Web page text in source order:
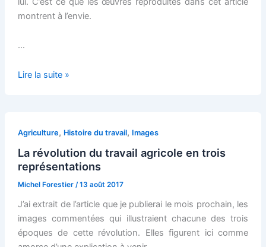
montrent à l’envie.
…
Jean-
la
poésie
du
geste
Lire la suite »
Agriculture, Histoire du travail, Images
La révolution du travail agricole en trois
représentations
Michel Forestier /13 août 2017
J’ai extrait de l’article que je publierai le mois prochain, les
images commentées qui illustraient chacune des trois
époques de cette révolution. Elles figurent ici comme